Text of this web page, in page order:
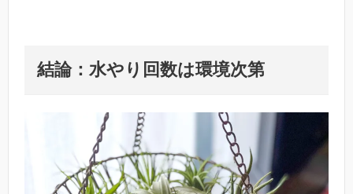
結論：水やり回数は環境次第